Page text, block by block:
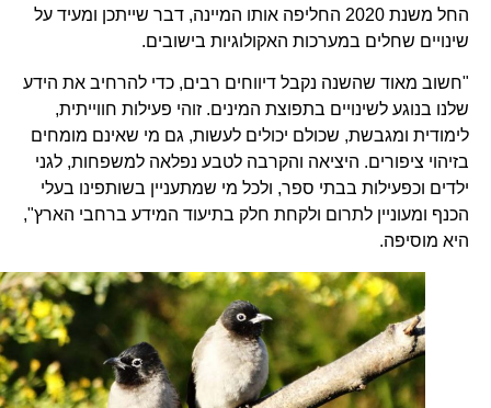
החל משנת 2020 החליפה אותו המיינה, דבר שייתכן ומעיד על
שינויים שחלים במערכות האקולוגיות בישובים.
"חשוב מאוד שהשנה נקבל דיווחים רבים, כדי להרחיב את הידע
שלנו בנוגע לשינויים בתפוצת המינים. זוהי פעילות חווייתית,
לימודית ומגבשת, שכולם יכולים לעשות, גם מי שאינם מומחים
בזיהוי ציפורים. היציאה והקרבה לטבע נפלאה למשפחות, לגני
ילדים וכפעילות בבתי ספר, ולכל מי שמתעניין בשותפינו בעלי
הכנף ומעוניין לתרום ולקחת חלק בתיעוד המידע ברחבי הארץ",
היא מוסיפה.